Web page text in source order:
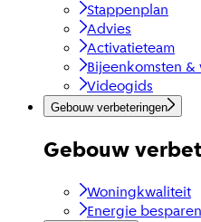
Stappenplan
Advies
Activatieteam
Bijeenkomsten &
Videogids
Gebouw verbeteringen
Gebouw
Woningkwaliteit
Energie besparen